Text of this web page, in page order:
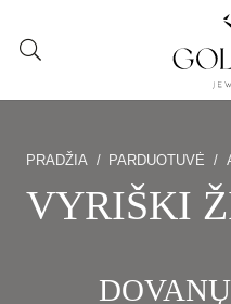
PRADŽIA / PARDUOTUVĖ /
VYRIŠKI